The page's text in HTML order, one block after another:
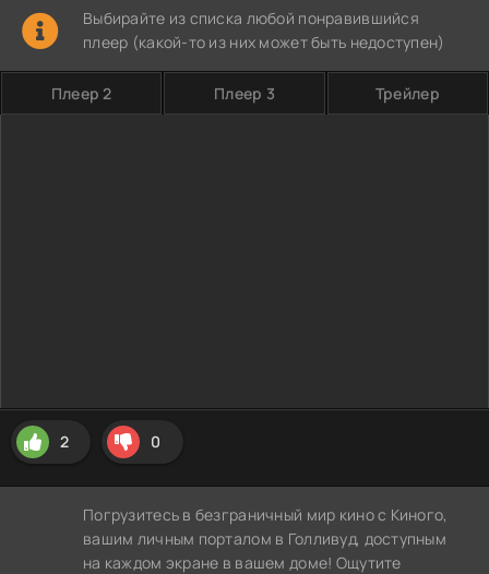
Выбирайте из списка любой понравившийся
плеер (какой-то из них может быть недоступен)
Плеер 2 Плеер 3 Трейлер
2 0
Погрузитесь в безграничный мир кино с Киного,
вашим личным порталом в Голливуд, доступным
на каждом экране в вашем доме! Ощутите